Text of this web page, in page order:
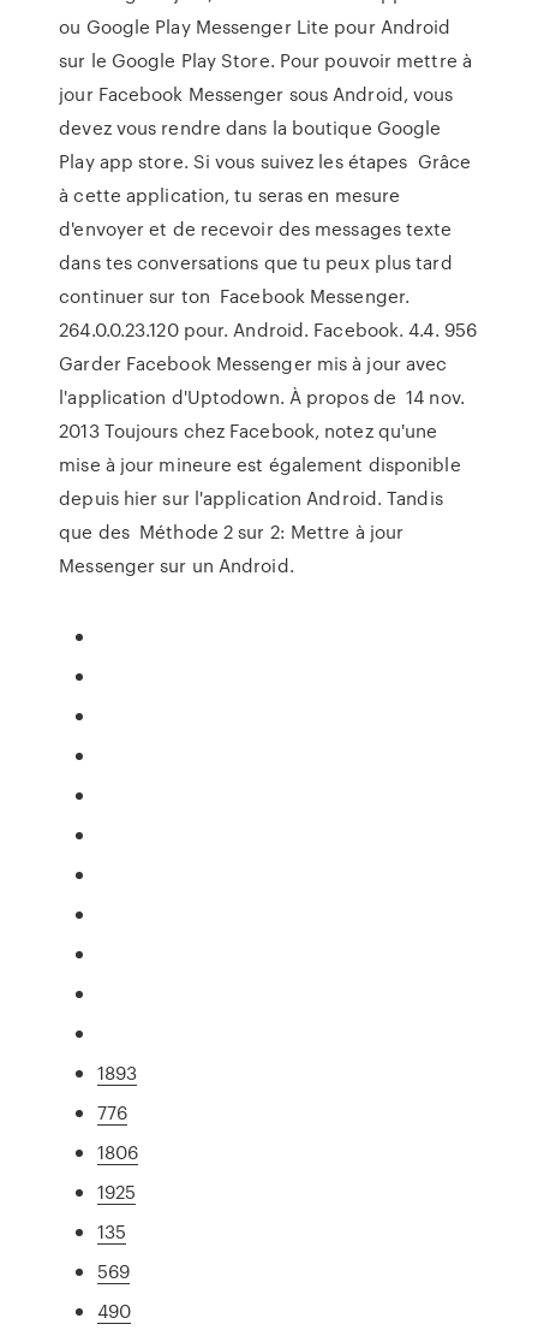
ou Google Play Messenger Lite pour Android
sur le Google Play Store. Pour pouvoir mettre à
jour Facebook Messenger sous Android, vous
devez vous rendre dans la boutique Google
Play app store. Si vous suivez les étapes Grâce
à cette application, tu seras en mesure
d'envoyer et de recevoir des messages texte
dans tes conversations que tu peux plus tard
continuer sur ton Facebook Messenger.
264.0.0.23.120 pour. Android. Facebook. 4.4. 956
Garder Facebook Messenger mis à jour avec
l'application d'Uptodown. À propos de 14 nov.
2013 Toujours chez Facebook, notez qu'une
mise à jour mineure est également disponible
depuis hier sur l'application Android. Tandis
que des Méthode 2 sur 2: Mettre à jour
Messenger sur un Android.
1893
776
1806
1925
135
569
490